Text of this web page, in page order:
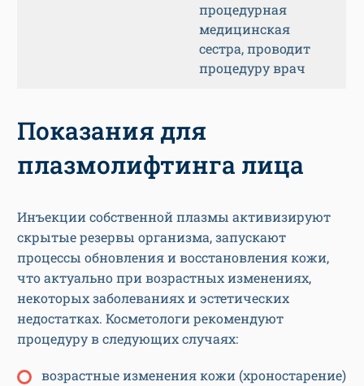
процедурная
медицинская
сестра, проводит
процедуру врач
Показания для
плазмолифтинга лица
Инъекции собственной плазмы активизируют
скрытые резервы организма, запускают
процессы обновления и восстановления кожи,
что актуально при возрастных изменениях,
некоторых заболеваниях и эстетических
недостатках. Косметологи рекомендуют
процедуру в следующих случаях:
возрастные изменения кожи (хроностарение)